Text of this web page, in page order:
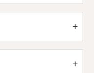
+
+